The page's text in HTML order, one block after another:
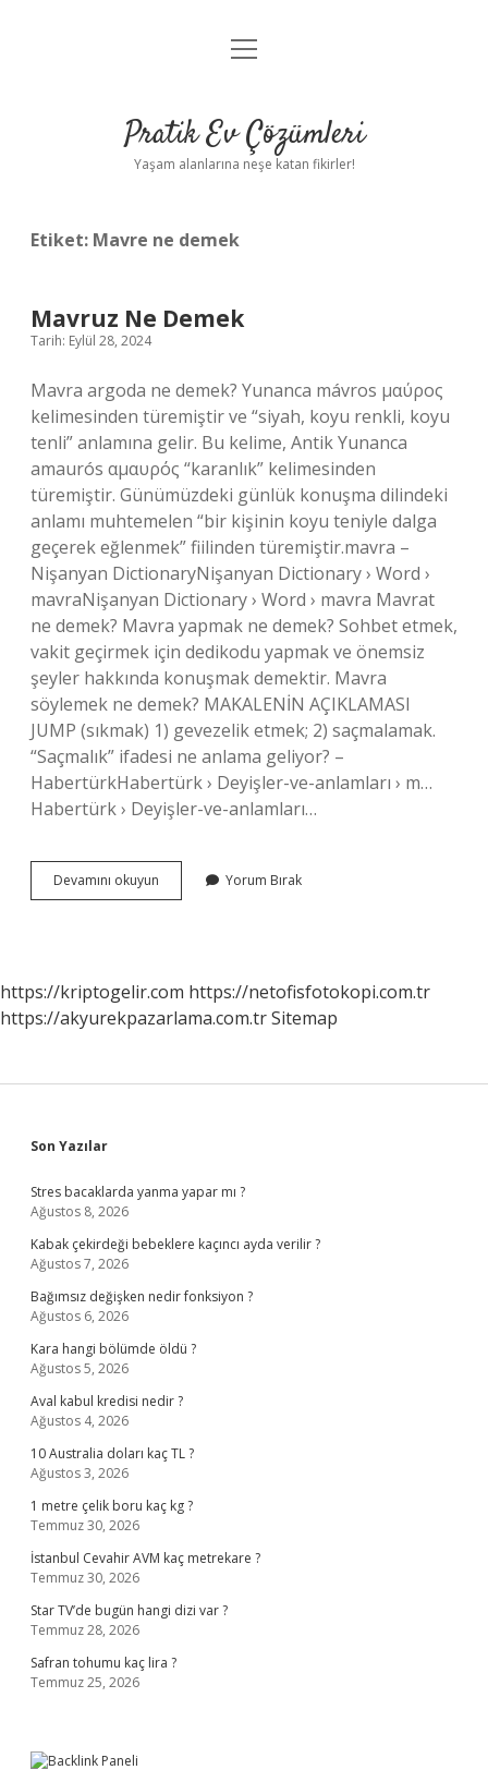
Anasayfa
Yasal Uyarı
menüyü
Pratik Ev Çözümleri
Yaşam alanlarına neşe katan fikirler!
Etiket: Mavre ne demek
Mavruz Ne Demek
Tarih: Eylül 28, 2024
Mavra argoda ne demek? Yunanca mávros μαύρος
kelimesinden türemiştir ve “siyah, koyu renkli, koyu
tenli” anlamına gelir. Bu kelime, Antik Yunanca
amaurós αμαυρός “karanlık” kelimesinden
türemiştir. Günümüzdeki günlük konuşma dilindeki
anlamı muhtemelen “bir kişinin koyu teniyle dalga
geçerek eğlenmek” fiilinden türemiştir.mavra –
Nişanyan DictionaryNişanyan Dictionary › Word ›
mavraNişanyan Dictionary › Word › mavra Mavrat
ne demek? Mavra yapmak ne demek? Sohbet etmek,
vakit geçirmek için dedikodu yapmak ve önemsiz
şeyler hakkında konuşmak demektir. Mavra
söylemek ne demek? MAKALENİN AÇIKLAMASI
JUMP (sıkmak) 1) gevezelik etmek; 2) saçmalamak.
“Saçmalık” ifadesi ne anlama geliyor? –
HabertürkHabertürk › Deyişler-ve-anlamları › m…
Habertürk › Deyişler-ve-anlamları…
Devamını okuyun
Ne
Yorum Bırak
https://kriptogelir.com https://netofisfotokopi.com.tr
https://akyurekpazarlama.com.trSitemap
Sidebar
Son Yazılar
Stres bacaklarda yanma yapar mı ?
Ağustos 8, 2026
Kabak çekirdeği bebeklere kaçıncı ayda verilir ?
Ağustos 7, 2026
Bağımsız değişken nedir fonksiyon ?
Ağustos 6, 2026
Kara hangi bölümde öldü ?
Ağustos 5, 2026
Aval kabul kredisi nedir ?
Ağustos 4, 2026
10 Australia doları kaç TL ?
Ağustos 3, 2026
1 metre çelik boru kaç kg ?
Temmuz 30, 2026
İstanbul Cevahir AVM kaç metrekare ?
Temmuz 30, 2026
Star TV’de bugün hangi dizi var ?
Temmuz 28, 2026
Safran tohumu kaç lira ?
Temmuz 25, 2026